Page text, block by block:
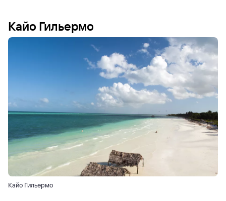
Кайо Гильермо
Кайо Гильермо